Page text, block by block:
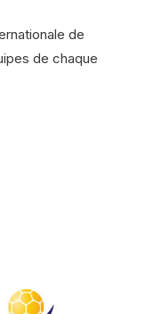
de
de chaque